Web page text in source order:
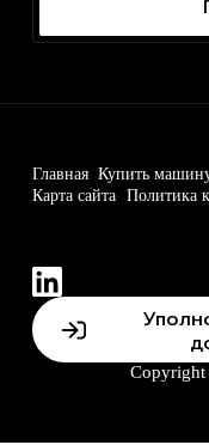
Главная Купить
Карта сайта Политика